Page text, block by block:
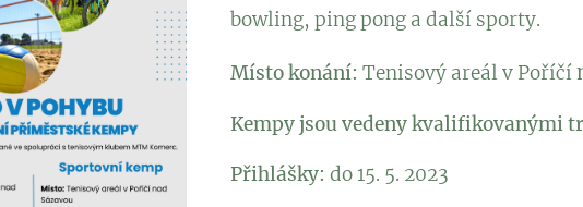
bowling, ping pong a další sporty.
Místo konání: Tenisový areál v Poříčí
Kempy jsou vedeny kvalifikovanými
Přihlášky: do 15. 5. 2023